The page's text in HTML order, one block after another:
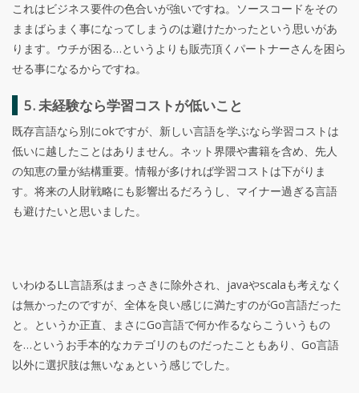
これはビジネス要件の色合いが強いですね。ソースコードをその
ままばらまく事になってしまうのは避けたかったという思いがあ
ります。ウチが困る…というよりも販売頂くパートナーさんを困ら
せる事になるからですね。
5. 未経験なら学習コストが低いこと
既存言語なら別にokですが、新しい言語を学ぶなら学習コストは
低いに越したことはありません。ネット界隈や書籍を含め、先人
の知恵の量が結構重要。情報が多ければ学習コストは下がりま
す。将来の人財戦略にも影響出るだろうし、マイナー過ぎる言語
も避けたいと思いました。
いわゆるLL言語系はまっさきに除外され、javaやscalaも考えなく
は無かったのですが、全体を良い感じに満たすのがGo言語だった
と。というか正直、まさにGo言語で何か作るならこういうもの
を…というお手本的なカテゴリのものだったこともあり、Go言語
以外に選択肢は無いなぁという感じでした。